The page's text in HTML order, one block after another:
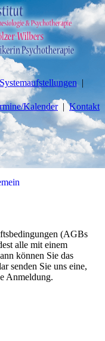
Kalender Kontakt
(AGBs
alle mit einem
können Sie das
senden Sie uns eine,
Anmeldung.